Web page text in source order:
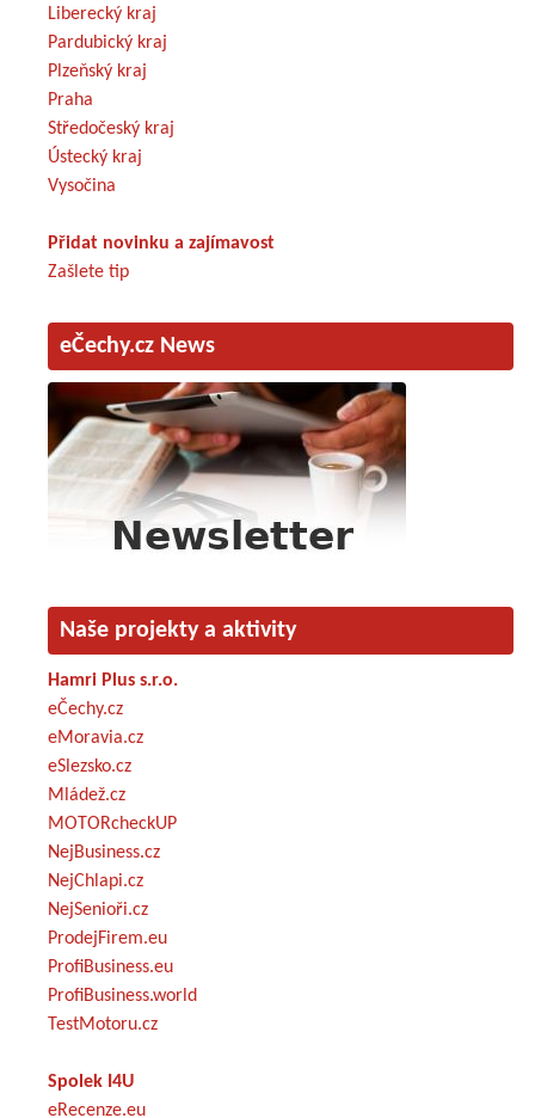
Liberecký kraj
Pardubický kraj
Plzeňský kraj
Praha
Středočeský kraj
Ústecký kraj
Vysočina
Přidat novinku a zajímavost
Zašlete tip
eČechy.cz News
Naše projekty a aktivity
Hamri Plus s.r.o.
eČechy.cz
eMoravia.cz
eSlezsko.cz
Mládež.cz
MOTORcheckUP
NejBusiness.cz
NejChlapi.cz
NejSenioři.cz
ProdejFirem.eu
ProfiBusiness.eu
ProfiBusiness.world
TestMotoru.cz
Spolek I4U
eRecenze.eu